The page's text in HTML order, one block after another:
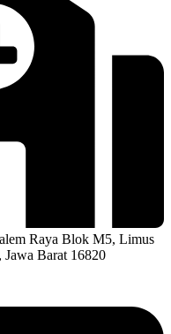
Raya Blok M5, Limus
Barat 16820